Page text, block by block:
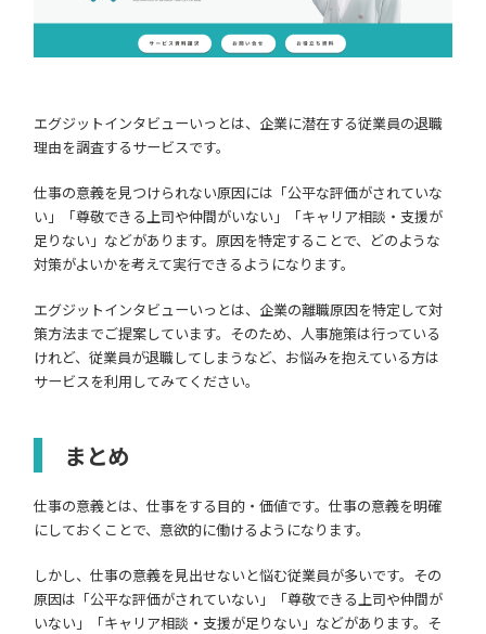
エグジットインタビューいっとは、企業に潜在する従業員の退職
理由を調査するサービスです。
仕事の意義を見つけられない原因には「公平な評価がされていな
い」「尊敬できる上司や仲間がいない」「キャリア相談・支援が
足りない」などがあります。原因を特定することで、どのような
対策がよいかを考えて実行できるようになります。
エグジットインタビューいっとは、企業の離職原因を特定して対
策方法までご提案しています。そのため、人事施策は行っている
けれど、従業員が退職してしまうなど、お悩みを抱えている方は
サービスを利用してみてください。
まとめ
仕事の意義とは、仕事をする目的・価値です。仕事の意義を明確
にしておくことで、意欲的に働けるようになります。
しかし、仕事の意義を見出せないと悩む従業員が多いです。その
原因は「公平な評価がされていない」「尊敬できる上司や仲間が
いない」「キャリア相談・支援が足りない」などがあります。そ